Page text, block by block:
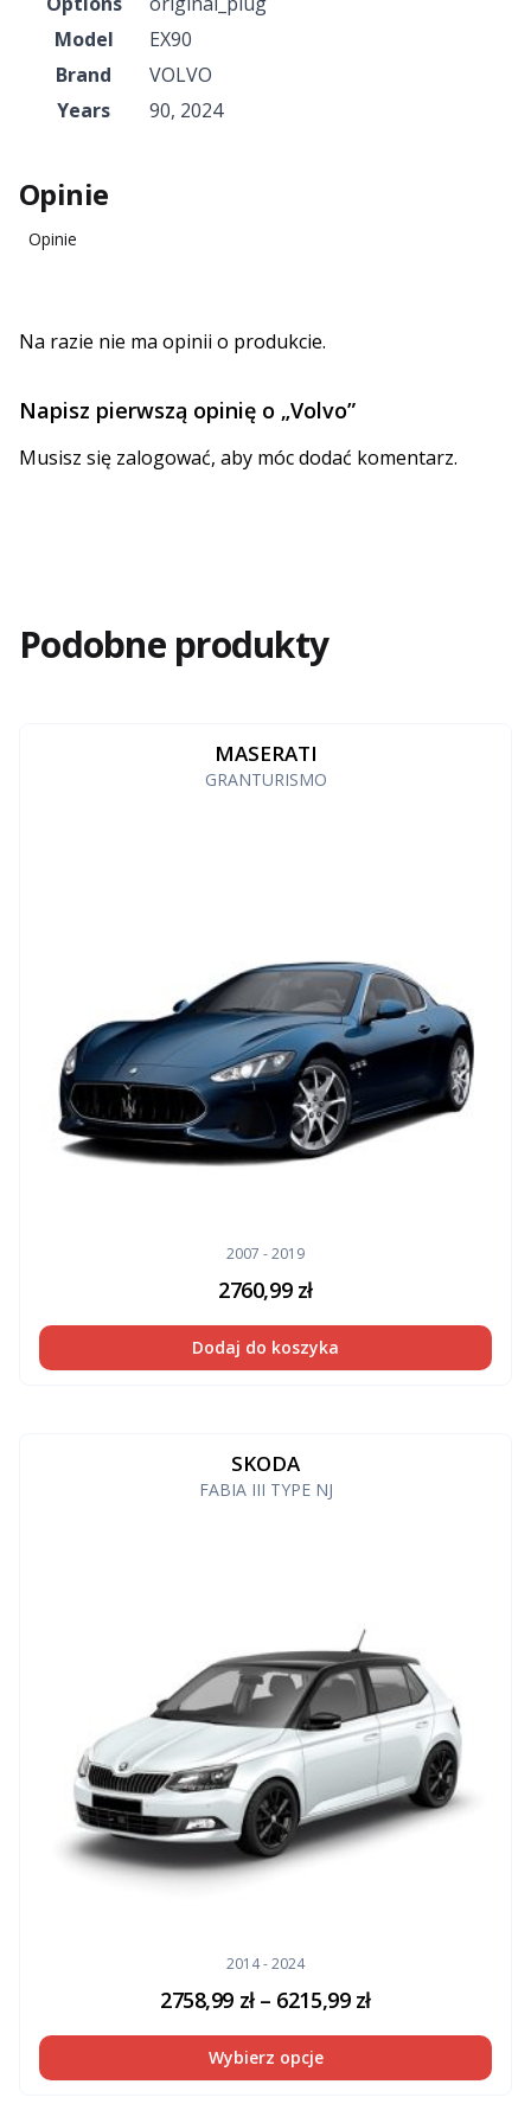
Model
EX90
Brand
VOLVO
Years
90, 2024
Opinie
Opinie
Na razie nie ma opinii o produkcie.
Napisz pierwszą opinię o „Volvo”
Musisz się zalogować, aby móc dodać komentarz.
Podobne produkty
MASERATI
GRANTURISMO
2007 - 2019
2760,99 zł
Dodaj do koszyka
SKODA
FABIA III TYPE NJ
2014 - 2024
2758,99 zł– 6215,99 zł
Wybierz opcje